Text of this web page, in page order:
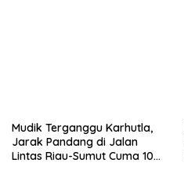
Mudik Terganggu Karhutla,
Jarak Pandang di Jalan
Lintas Riau-Sumut Cuma 10